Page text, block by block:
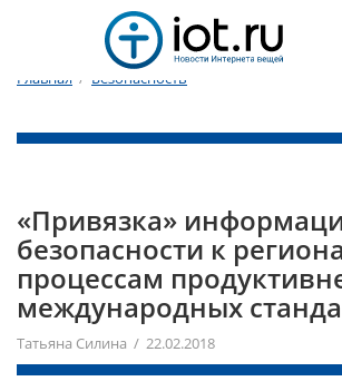
Главная / Безопасность
«Привязка»
безопасности к
процессам
международных
Татьяна Силина / 22.02.2018